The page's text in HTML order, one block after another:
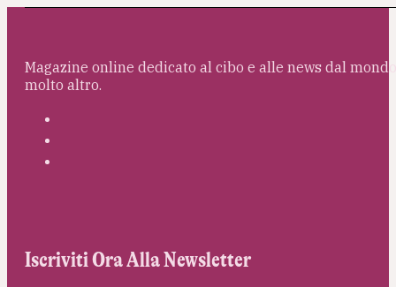
Magazine online dedicato al cibo e alle news dal
molto altro.
Iscriviti Ora Alla Newsletter